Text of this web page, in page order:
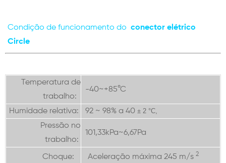
Condição de funcionamento do conector elétrico
Circle
Temperatura de
trabalho:
-40~+85°C
Humidade relativa: 92 ~ 98% a 40 ± 2 °C,
Pressão no
trabalho:
101,33kPa~6,67Pa
Choque: Aceleração máxima 245 m/s 2